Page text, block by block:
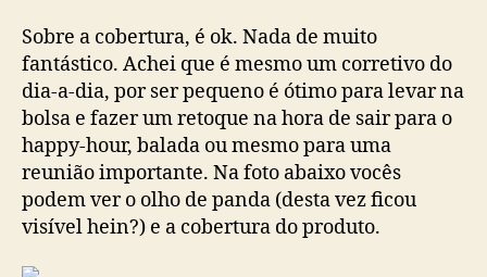
Sobre a cobertura, é ok. Nada de muito
fantástico. Achei que é mesmo um corretivo do
dia-a-dia, por ser pequeno é ótimo para levar na
bolsa e fazer um retoque na hora de sair para o
happy-hour, balada ou mesmo para uma
reunião importante. Na foto abaixo vocês
podem ver o olho de panda (desta vez ficou
visível hein?) e a cobertura do produto.